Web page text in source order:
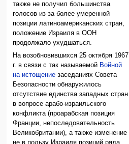
также не получил большинства
голосов из-за более умеренной
позиции латиноамериканских стран,
положение Израиля в ООН
продолжало ухудшаться.
На возобновившихся 25 октября 1967
г. в связи с так называемой Войной
на истощение заседаниях Совета
Безопасности обнаружилось
отсутствие единства западных стран
в вопросе арабо-израильского
конфликта (проарабская позиция
Франции, непоследовательность
Великобритании), а также изменение